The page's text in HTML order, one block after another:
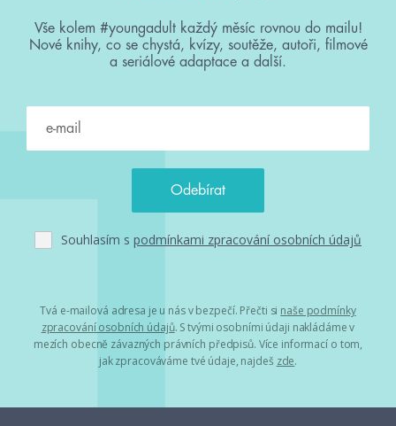
Vše kolem #youngadult každý měsíc rovnou do mailu!
Nové knihy, co se chystá, kvízy, soutěže, autoři, filmové
a seriálové adaptace a další.
Souhlasím s podmínkami zpracování osobních údajů
Tvá e-mailová adresa je u nás v bezpečí. Přečti si naše podmínky
zpracování osobních údajů. S tvými osobními údaji nakládáme v
mezích obecně závazných právních předpisů. Více informací o tom,
jak zpracováváme tvé údaje, najdeš zde.